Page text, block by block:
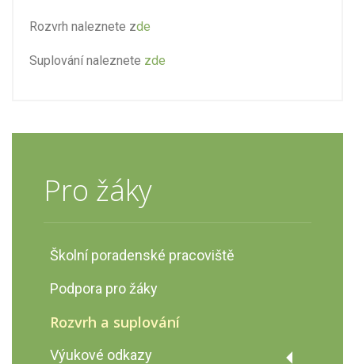
Pro žáky
Školní poradenské pracoviště
Podpora pro žáky
Rozvrh a suplování
Výukové odkazy
Rozvrh naleznete zde
Suplování naleznete zde